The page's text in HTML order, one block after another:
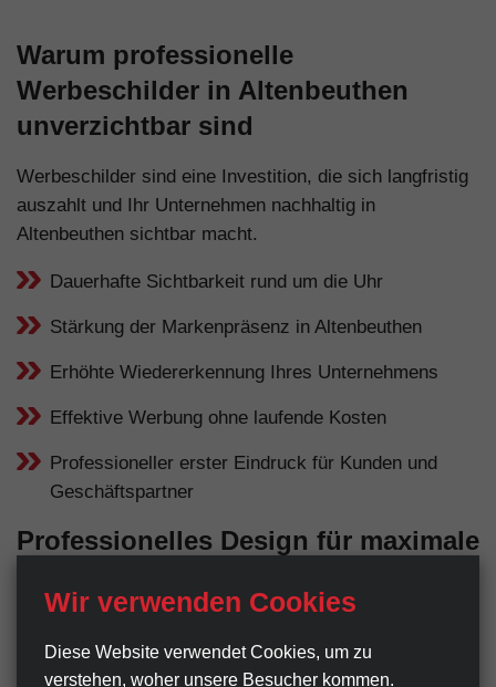
Warum professionelle
Werbeschilder in Altenbeuthen
unverzichtbar sind
Werbeschilder sind eine Investition, die sich langfristig
auszahlt und Ihr Unternehmen nachhaltig in
Altenbeuthen sichtbar macht.
Dauerhafte Sichtbarkeit rund um die Uhr
Stärkung der Markenpräsenz in Altenbeuthen
Erhöhte Wiedererkennung Ihres Unternehmens
Effektive Werbung ohne laufende Kosten
Professioneller erster Eindruck für Kunden und
Geschäftspartner
Professionelles Design für maximale
zwischen Ihrem Unternehmen und potenziellen Kunden
Wir verwenden Cookies
Diese Website verwendet Cookies, um zu
verstehen, woher unsere Besucher kommen.